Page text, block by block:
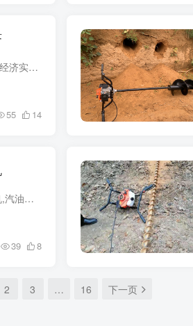
大深度打洞用雷力全自动柴油挖坑机栽电杆经济实惠。无需人力，简单安全的完成各项不同的打孔作业。雷力生产的大深工挖坑机硬土栽杆更实用。大双轮移动，其特点是细巧灵敏，改变了原业杂乱钻机的...
55 14
便携式管桩芯掏土机，挖坑机,栽电杆钻洞机,汽油植树机,手提式挖树坑机，雷力机械各种挖坑机械特价热销。本机配置加长杆用于各种电力杆、木杆、水泥杆的栽植钻孔；配置植树机钻头用于种植各种苗...
39 8
2 3 … 16 下一页